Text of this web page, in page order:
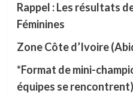
Rappel : Les résultats
Féminines
Zone Côte d’Ivoire
*F​ormat de mini-
équipes se